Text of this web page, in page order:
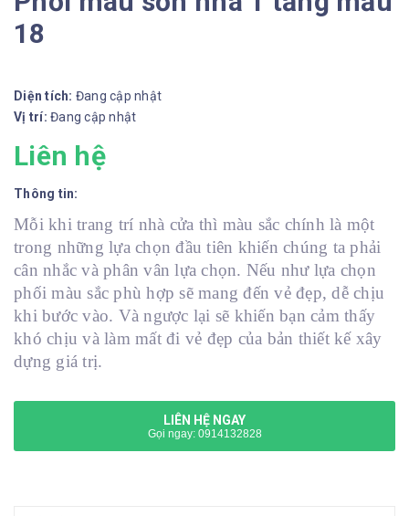
18
Diện tích: Đang cập nhật
Vị trí: Đang cập nhật
Liên hệ
Thông tin:
Mỗi khi trang trí nhà cửa thì màu sắc chính là một
trong những lựa chọn đầu tiên khiến chúng ta phải
cân nhắc và phân vân lựa chọn. Nếu như lựa chọn
phối màu sắc phù hợp sẽ mang đến vẻ đẹp, dễ chịu
khi bước vào. Và ngược lại sẽ khiến bạn cảm thấy
khó chịu và làm mất đi vẻ đẹp của bản thiết kế xây
dựng giá trị.
LIÊN HỆ NGAY
Gọi ngay: 0914132828